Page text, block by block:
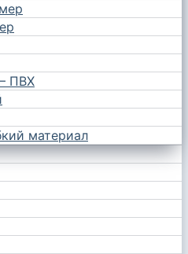
ПВХ
материал